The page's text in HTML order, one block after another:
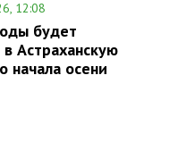
12:08
будет
в Астраханскую
начала осени